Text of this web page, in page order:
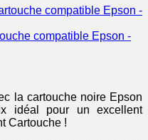
compatible Epson -
la cartouche noire Epson
idéal pour un excellent
Cartouche !